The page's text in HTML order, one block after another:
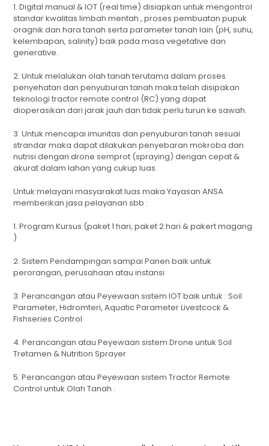
1. Digital manual &IOT (real time) disiapkan untuk mengontrol
standar kwalitas limbah mentah , proses pembuatan pupuk
oragnik dan hara tanah serta parameter tanah lain (pH, suhu,
kelembapan, salinity) baik pada masa vegetative dan
generative.
2. Untuk melalukan olah tanah terutama dalam proses
penyehatan dan penyuburan tanah maka telah disipakan
teknologi tractor remote control (RC) yang dapat
dioperasikan dari jarak jauh dan tidak perlu turun ke sawah.
3. Untuk mencapai imunitas dan penyuburan tanah sesuai
strandar maka dapat dilakukan penyebaran mokroba dan
nutrisi dengan drone semprot (spraying) dengan cepat &
akurat dalam lahan yang cukup luas.
Untuk melayani masyarakat luas maka Yayasan ANSA
memberikan jasa pelayanan sbb :
1. Program Kursus (paket 1 hari, paket 2 hari & pakert magang
)
2. Sistem Pendampingan sampai Panen baik untuk
perorangan, perusahaan atau instansi
3. Perancangan atau Peyewaan sistem IOT baik untuk : Soil
Parameter, Hidromteri, Aquatic Parameter Livestcock &
Fishseries Control
4. Perancangan atau Peyewaan sistem Drone untuk Soil
Tretamen & Nutrition Sprayer
5. Perancangan atau Peyewaan sistem Tractor Remote
Control untuk Olah Tanah .